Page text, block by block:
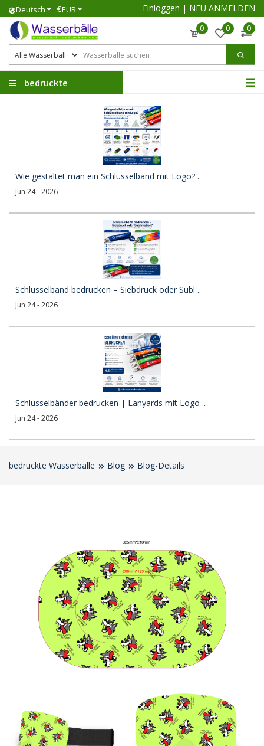
Deutsch €EUR Einloggen | NEU ANMELDEN
0 0 0
bedruckte
Wasserbälle
Wie gestaltet man ein Schlüsselband mit Logo? ..
Jun 24 - 2026
Schlüsselband bedrucken – Siebdruck oder Subl ..
Jun 24 - 2026
Schlüsselbänder bedrucken | Lanyards mit Logo ..
Jun 24 - 2026
bedruckte Wasserbälle Blog Blog-Details